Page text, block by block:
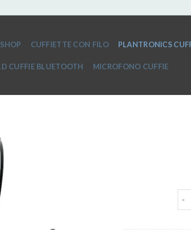
SHOP CUFFIETTE CON FILO PLANTRONICS
CUFFIE BLUETOOTH MICROFONO CUFFIE